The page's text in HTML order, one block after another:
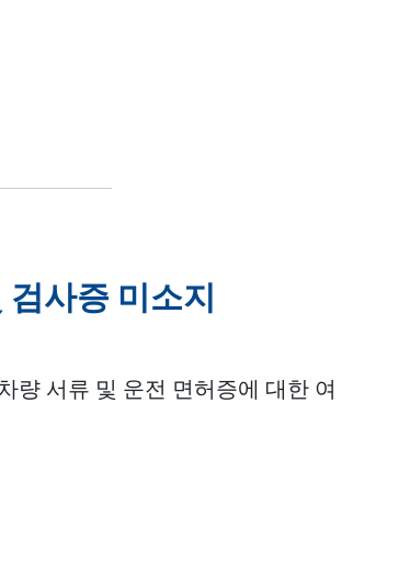
사증 미소지
량 서류 및 운전 면허증에 대한 여